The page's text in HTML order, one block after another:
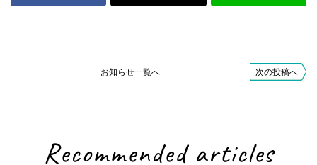
お知らせ一覧へ 次の投稿へ
Recommended articles
2026.08.05
頂き有難うございました。 最初に査定来宅して頂いた時
町田市 K様より
査定や手続きがとてもスムーズでした。説明も分かりやす